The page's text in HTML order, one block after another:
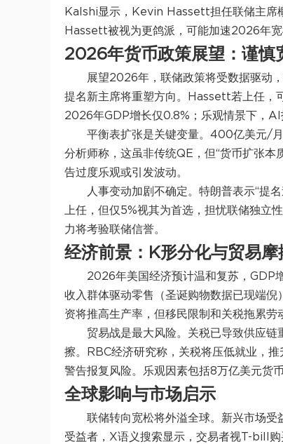
Kalshi显示，Kevin Hassett担任联储主
Hassett被视为更鸽派，可能加速2026年宽
2026年货币政策展望：谨慎
展望2026年，联储政策将受数据驱动
提名新主席将重塑方向。Hassett若上任，
2026年GDP增长仅0.8%；乐观情景下，AI
平衡表扩张是关键变量。400亿美元/
分析师称，这虽非传统QE，但“货币扩张本
告过度乐观或引发波动。
人事变动加剧不确定。特朗普表示“提
上任，但仅5%视其为首选，担忧联储独
力将考验联储信誉。
经济前景：K形分化与贸易摩
2026年美国经济预计温和复苏，GDP
收入群体驱动零售（圣诞购物数据已现端
资将推高生产率，但移民限制和关税拖累劳
贸易战是最大风险。关税已导致供应
擦。RBC经济研究称，关税将压低就业，
警告报复风险。乐观因素包括8万亿美元货
全球影响与市场启示
联储转向宽松将外溢全球。新兴市场
受益者，X语义搜索显示，交易者视T-bill购